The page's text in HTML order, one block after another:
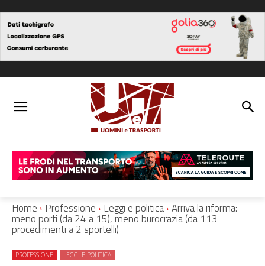
Home Professione Leggi e politica Arriva la riforma:
meno porti (da 24 a 15), meno burocrazia (da 113
procedimenti a 2 sportelli)
PROFESSIONE LEGGI E POLITICA